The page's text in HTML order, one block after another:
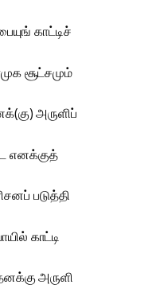
காட்டிச்
சூட்சமும்
அருளிப்
எனக்குத்
படுத்தி
காட்டி
அருளி